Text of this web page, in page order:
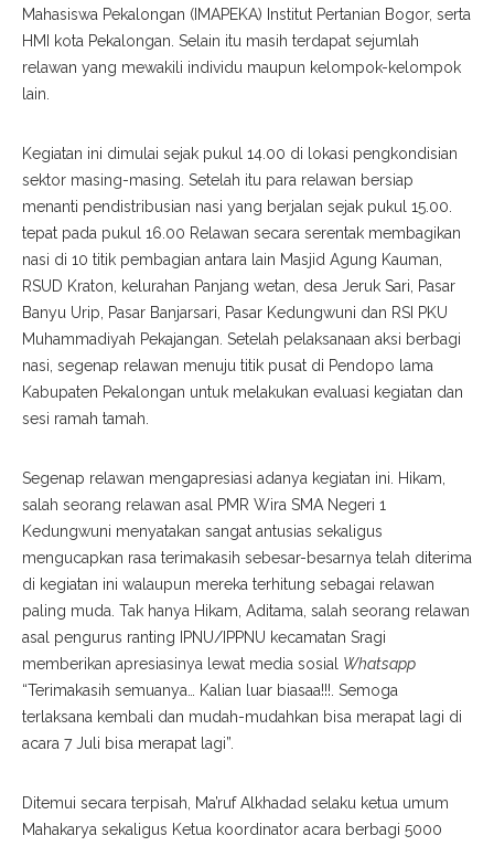
Mahasiswa Pekalongan (IMAPEKA) Institut Pertanian Bogor, serta
HMI kota Pekalongan. Selain itu masih terdapat sejumlah
relawan yang mewakili individu maupun kelompok-kelompok
lain.
Kegiatan ini dimulai sejak pukul 14.00 di lokasi pengkondisian
sektor masing-masing. Setelah itu para relawan bersiap
menanti pendistribusian nasi yang berjalan sejak pukul 15.00.
tepat pada pukul 16.00 Relawan secara serentak membagikan
nasi di 10 titik pembagian antara lain Masjid Agung Kauman,
RSUD Kraton, kelurahan Panjang wetan, desa Jeruk Sari, Pasar
Banyu Urip, Pasar Banjarsari, Pasar Kedungwuni dan RSI PKU
Muhammadiyah Pekajangan. Setelah pelaksanaan aksi berbagi
nasi, segenap relawan menuju titik pusat di Pendopo lama
Kabupaten Pekalongan untuk melakukan evaluasi kegiatan dan
sesi ramah tamah.
Segenap relawan mengapresiasi adanya kegiatan ini. Hikam,
salah seorang relawan asal PMR Wira SMA Negeri 1
Kedungwuni menyatakan sangat antusias sekaligus
mengucapkan rasa terimakasih sebesar-besarnya telah diterima
di kegiatan ini walaupun mereka terhitung sebagai relawan
paling muda. Tak hanya Hikam, Aditama, salah seorang relawan
asal pengurus ranting IPNU/IPPNU kecamatan Sragi
memberikan apresiasinya lewat media sosial Whatsapp
“Terimakasih semuanya… Kalian luar biasaa!!!. Semoga
terlaksana kembali dan mudah-mudahkan bisa merapat lagi di
acara 7 Juli bisa merapat lagi”.
Ditemui secara terpisah, Ma’ruf Alkhadad selaku ketua umum
Mahakarya sekaligus Ketua koordinator acara berbagi 5000